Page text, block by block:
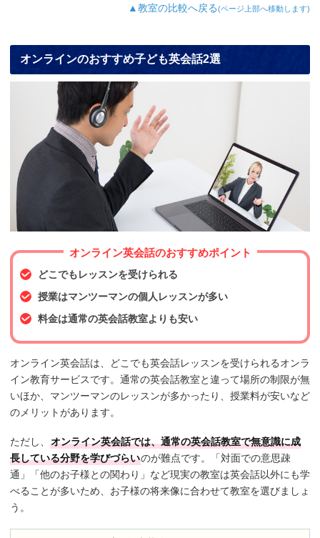
▲教室の比較へ戻る(ページ上部へ移動します)
オンラインのおすすめ子ども英会話2選
オンライン英会話のおすすめポイント
どこでもレッスンを受けられる
授業はマンツーマンの個人レッスンが多い
料金は通常の英会話教室よりも安い
オンライン英会話は、どこでも英会話レッスンを受けられるオンラ
イン教育サービスです。通常の英会話教室と違って場所の制限が無
いほか、マンツーマンのレッスンが多かったり、授業料が安いなど
のメリットがあります。
ただし、 オンライン英会話では、通常の英会話教室で無意識に成
長している分野を学びづらいのが難点です。「対面での意思疎
通」「他のお子様との関わり」など現実の教室は英会話以外にも学
べることが多いため、お子様の将来像に合わせて教室を選びましょ
う。